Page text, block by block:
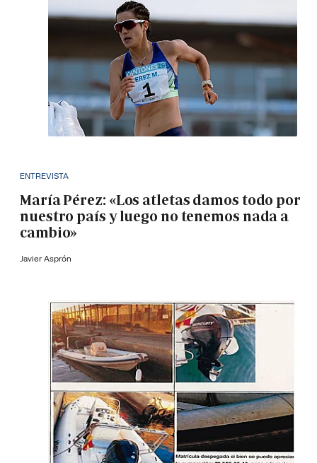
ENTREVISTA
María Pérez: «Los atletas damos todo por
nuestro país y luego no tenemos nada a
cambio»
Javier Asprón